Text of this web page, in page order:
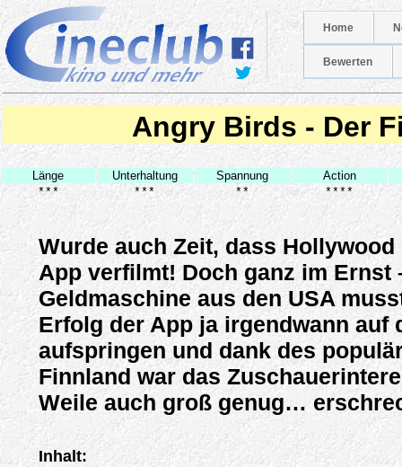
Home
Bewerten
Angry Birds - Der
Länge Unterhaltung Spannung
Action
***
*** ** ****
Wurde auch Zeit, dass Hollywood
App verfilmt! Doch ganz im Ernst
Geldmaschine aus den USA
Erfolg der App ja irgendwann auf
aufspringen und dank des
Finnland war das
Weile auch groß genug…
Inhalt: